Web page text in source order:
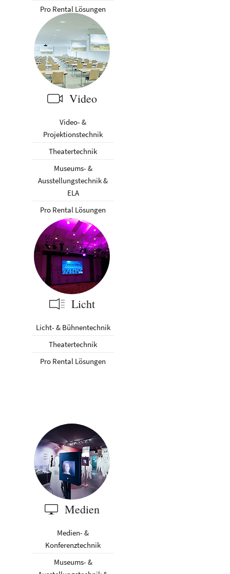
Pro Rental Lösungen
Video
Video- &
Projektionstechnik
Theatertechnik
Museums- &
Ausstellungstechnik &
ELA
Pro Rental Lösungen
Licht
Licht- & Bühnentechnik
Theatertechnik
Pro Rental Lösungen
Medien
Medien- &
Konferenztechnik
Museums- &